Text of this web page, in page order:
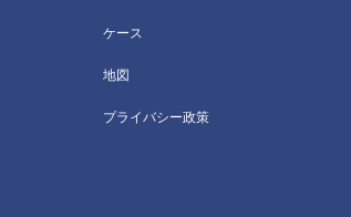
ケース
地図
プライバシー政策